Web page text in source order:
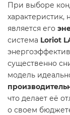
При выборе
характеристик,
является его
система Loriot
существенно
модель
что делает её
о своем